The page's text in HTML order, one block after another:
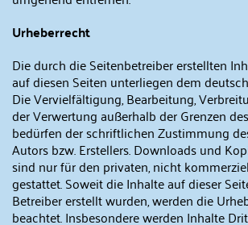
Urheberrecht
Die durch die Seitenbetreiber erstellten
auf diesen Seiten unterliegen dem
Die Vervielfältigung, Bearbeitung,
der Verwertung außerhalb der Grenzen
bedürfen der schriftlichen Zustimmung
Autors bzw. Erstellers. Downloads und
sind nur für den privaten, nicht
gestattet. Soweit die Inhalte auf dieser
Betreiber erstellt wurden, werden die
beachtet. Insbesondere werden Inhalte